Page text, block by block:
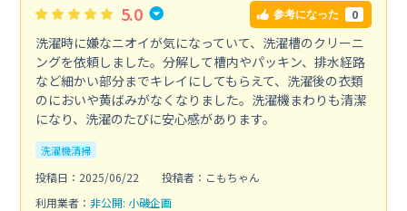
5.0 参考になった 0
洗濯時に嫌なニオイが気になっていて、洗濯槽のクリーニ
ングを依頼しました。分解して槽内やパッキン、排水経路
など細かい部分までキレイにしてもらえて、洗濯後の衣類
のにおいや黄ばみがなくなりました。洗濯機まわりも清潔
になり、洗濯のたびに安心感があります。
洗濯機清掃
投稿日：2025/06/22
投稿者：こもちゃん
利用業者： 非公開: 小磯企画